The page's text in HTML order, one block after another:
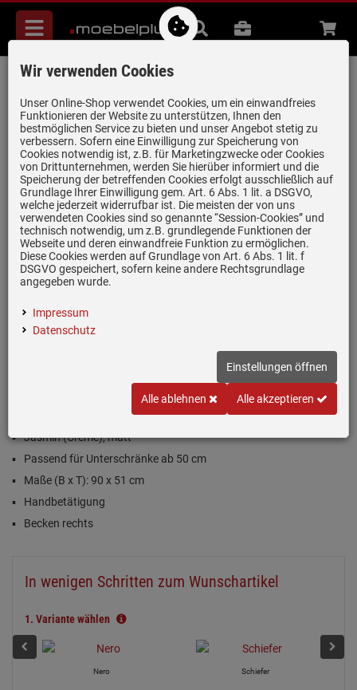
Menü
Suche
B2B Beratung
Systemceram Mera 90 Jasmin
Keramikspüle Handbetätigung
Artikel-Nummer:19946773 | Herstellernummer: 5074 01 19 |
EAN:4050697018266
Inklusive 5 Jahre Garantie
Jasmin (Creme), matt
Passend für Unterschränke ab 50 cm
Maße (B x T): 90 x 51 cm
Handbetätigung
Becken rechts
In wenigen Schritten zum Wunschartikel
1. Variante wählen
Nero Schiefer
Wir verwenden Cookies
Unser Online-Shop verwendet Cookies, um ein einwandfreies
Funktionieren der Website zu unterstützen, Ihnen den
bestmöglichen Service zu bieten und unser Angebot stetig zu
verbessern. Sofern eine Einwilligung zur Speicherung von
Cookies notwendig ist, z.B. für Marketingzwecke oder Cookies
von Drittunternehmen, werden Sie hierüber informiert und die
Speicherung der betreffenden Cookies erfolgt ausschließlich auf
Grundlage Ihrer Einwilligung gem. Art. 6 Abs. 1 lit. a DSGVO,
welche jederzeit widerrufbar ist. Die meisten der von uns
verwendeten Cookies sind so genannte “Session-Cookies” und
technisch notwendig, um z.B. grundlegende Funktionen der
Webseite und deren einwandfreie Funktion zu ermöglichen.
Diese Cookies werden auf Grundlage von Art. 6 Abs. 1 lit. f
DSGVO gespeichert, sofern keine andere Rechtsgrundlage
angegeben wurde.
Impressum
Datenschutz
Einstellungen öffnen
Alle ablehnen Alle akzeptieren